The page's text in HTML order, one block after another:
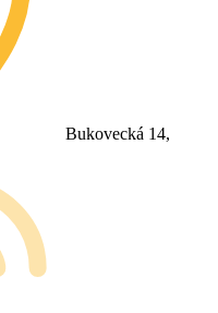
Bukovecká 14,